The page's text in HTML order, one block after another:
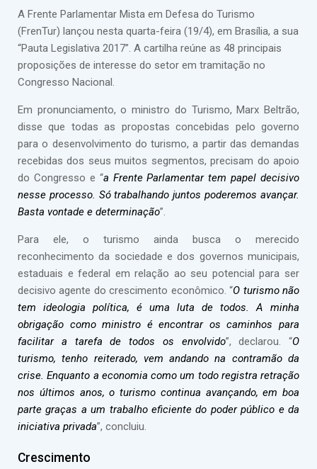
A Frente Parlamentar Mista em Defesa do Turismo
(FrenTur) lançou nesta quarta-feira (19/4), em Brasília, a sua
“Pauta Legislativa 2017”. A cartilha reúne as 48 principais
proposições de interesse do setor em tramitação no
Congresso Nacional.
Em pronunciamento, o ministro do Turismo, Marx Beltrão,
disse que todas as propostas concebidas pelo governo
para o desenvolvimento do turismo, a partir das demandas
recebidas dos seus muitos segmentos, precisam do apoio
do Congresso e “a Frente Parlamentar tem papel decisivo
nesse processo. Só trabalhando juntos poderemos avançar.
Basta vontade e determinação”.
Para ele, o turismo ainda busca o merecido
reconhecimento da sociedade e dos governos municipais,
estaduais e federal em relação ao seu potencial para ser
decisivo agente do crescimento econômico. “O turismo não
tem ideologia política, é uma luta de todos. A minha
obrigação como ministro é encontrar os caminhos para
facilitar a tarefa de todos os envolvido”, declarou. “O
turismo, tenho reiterado, vem andando na contramão da
crise. Enquanto a economia como um todo registra retração
nos últimos anos, o turismo continua avançando, em boa
parte graças a um trabalho eficiente do poder público e da
iniciativa privada”, concluiu.
Crescimento